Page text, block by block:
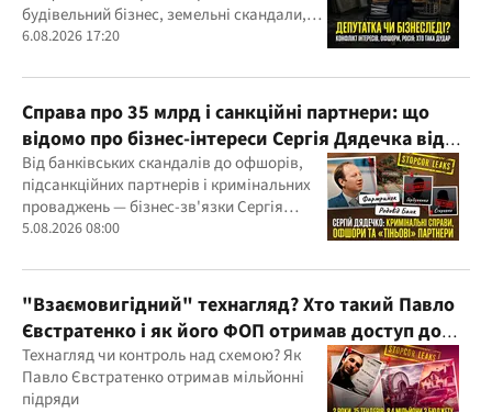
будівельний бізнес, земельні скандали,
судові справи
6.08.2026 17:20
Справа про 35 млрд і санкційні партнери: що
відомо про бізнес-інтереси Сергія Дядечка від
"Родовід Банку" до "ФАРМАСЕЛ"
Від банківських скандалів до офшорів,
підсанкційних партнерів і кримінальних
проваджень — бізнес-зв'язки Сергія
Дядечка й досі простягаються через
5.08.2026 08:00
"Взаємовигідний" технагляд? Хто такий Павло
Євстратенко і як його ФОП отримав доступ до
бюджетних мільйонів?
Технагляд чи контроль над схемою? Як
Павло Євстратенко отримав мільйонні
підряди